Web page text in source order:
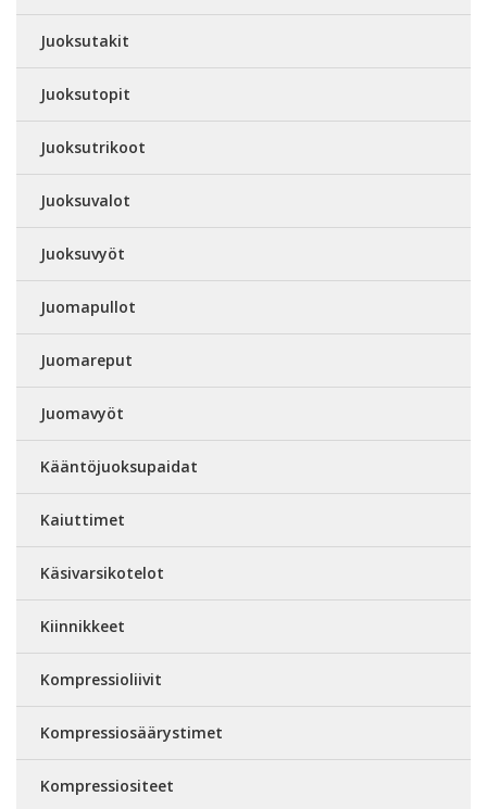
Juoksutakit
Juoksutopit
Juoksutrikoot
Juoksuvalot
Juoksuvyöt
Juomapullot
Juomareput
Juomavyöt
Kääntöjuoksupaidat
Kaiuttimet
Käsivarsikotelot
Kiinnikkeet
Kompressioliivit
Kompressiosäärystimet
Kompressiositeet